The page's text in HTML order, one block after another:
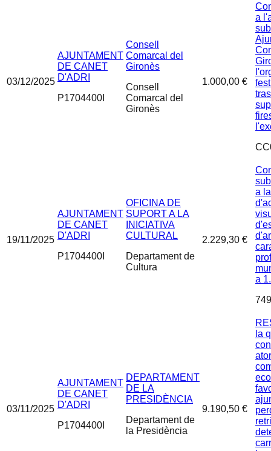
03/12/2025
AJUNTAMENT
DE CANET
D'ADRI
P1704400I
Consell
Comarcal del
Gironès
Consell
Comarcal del
Gironès
1.000,00 €
a
19/11/2025
AJUNTAMENT
DE CANET
D'ADRI
P1704400I
OFICINA DE
SUPORT A LA
INICIATIVA
CULTURAL
Departament de
Cultura
2.229,30 €
a
a
03/11/2025
AJUNTAMENT
DE CANET
D'ADRI
P1704400I
DEPARTAMENT
DE LA
PRESIDÈNCIA
Departament de
la Presidència
9.190,50 €
la